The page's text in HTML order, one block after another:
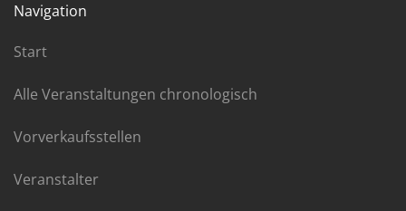
Navigation
Start
Alle Veranstaltungen chronologisch
Vorverkaufsstellen
Veranstalter